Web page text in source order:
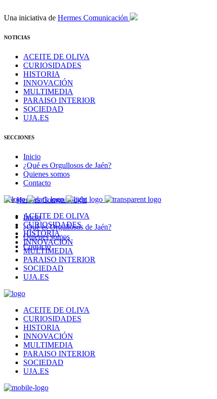
Una iniciativa de Hermes Comunicación
NOTICIAS
ACEITE DE OLIVA
CURIOSIDADES
HISTORIA
INNOVACIÓN
MULTIMEDIA
PARAISO INTERIOR
SOCIEDAD
UJA.ES
SECCIONES
Inicio
¿Qué es Orgullosos de Jaén?
Quienes somos
Contacto
PorHermes Comunicación
Inicio
¿Qué es Orgullosos de Jaén?
Quienes somos
Contacto
ACEITE DE OLIVA
CURIOSIDADES
HISTORIA
INNOVACIÓN
MULTIMEDIA
PARAISO INTERIOR
SOCIEDAD
UJA.ES
ACEITE DE OLIVA
CURIOSIDADES
HISTORIA
INNOVACIÓN
MULTIMEDIA
PARAISO INTERIOR
SOCIEDAD
UJA.ES